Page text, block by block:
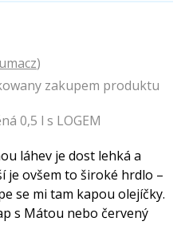
)
zakupem produktu
0,5 l s LOGEM
láhev je dost lehká a
je ovšem to široké hrdlo –
se mi tam kapou olejíčky.
s Mátou nebo červený